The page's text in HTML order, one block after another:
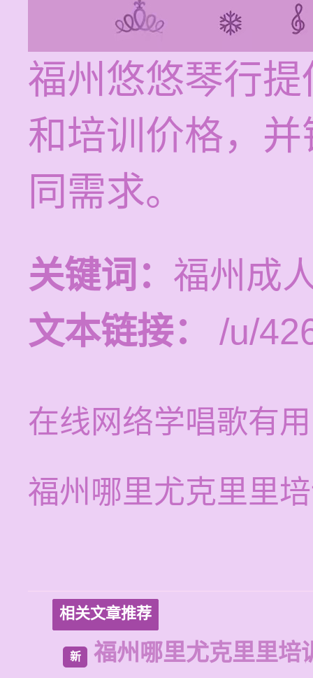
福州悠悠琴行
和培训价格，
同需求。
关键词： 福州成
文本链接：
/u/
在线网络学唱歌有
福州哪里尤克里里
相关文章推荐
新 福州哪里尤克里里培